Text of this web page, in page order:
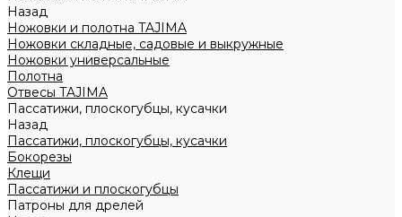
Назад
Ножовки и полотна TAJIMA
Ножовки складные, садовые и выкружные
Ножовки универсальные
Полотна
Отвесы TAJIMA
Пассатижи, плоскогубцы, кусачки
Назад
Пассатижи, плоскогубцы, кусачки
Бокорезы
Клещи
Пассатижи и плоскогубцы
Патроны для дрелей